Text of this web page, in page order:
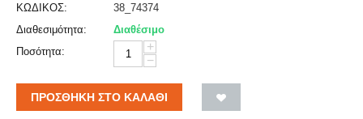
ΚΩΔΙΚΟΣ:
38_74374
Διαθεσιμότητα:
Διαθέσιμο
Ποσότητα:
+
−
ΠΡΟΣΘΉΚΗ ΣΤΟ ΚΑΛΆΘΙ